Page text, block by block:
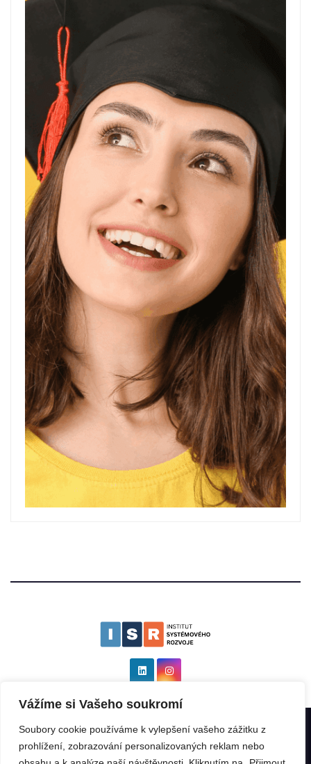
Vážíme si Vašeho soukromí
Soubory cookie používáme k vylepšení vašeho zážitku z
prohlížení, zobrazování personalizovaných reklam nebo
Institut systémového rozvoje as ISR|Všechna práva vyhrazena: ©
2025 byKinabalu s.r.o..